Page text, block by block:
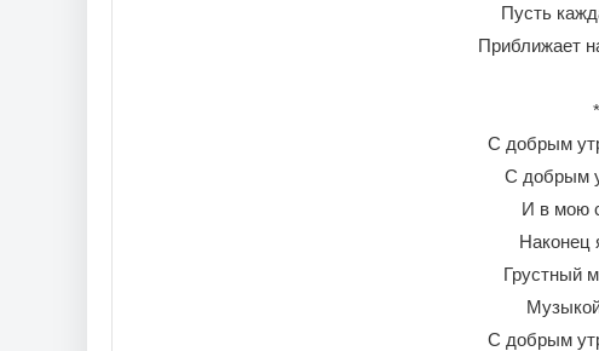
Пусть
Приближает
С добрым
С добрым
И в мою
Наконец
Грустный
С добрым